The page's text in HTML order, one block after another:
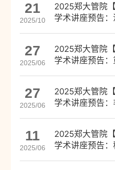
21
2025/10
2025郑大管院
学术讲座预告
27
2025/06
2025郑大管院
学术讲座预告
27
2025/06
2025郑大管院
学术讲座预告
11
2025/06
2025郑大管院
学术讲座预告